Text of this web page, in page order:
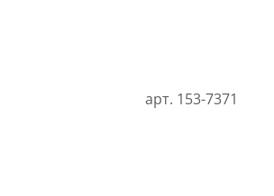
арт. 153-7371